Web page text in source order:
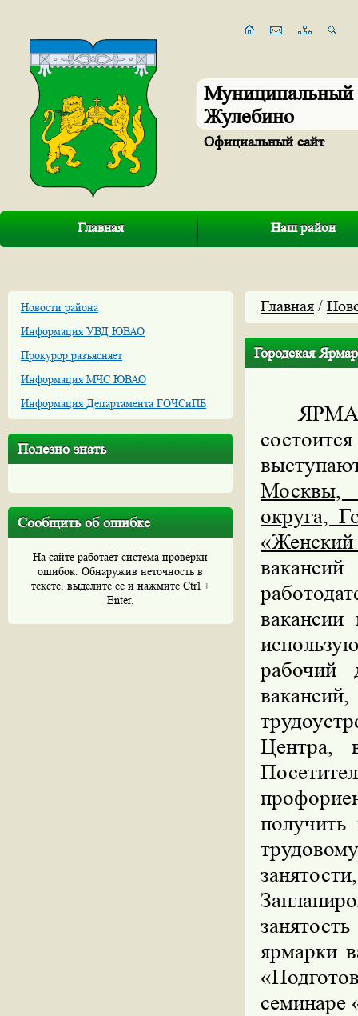
Муниципальный
Жулебино
Официальный сайт
Главная Наш район
Новости района
Информация УВД ЮВАО
Прокурор разъясняет
Информация МЧС ЮВАО
Информация Департамента ГОЧСиПБ
Полезно знать
Сообщить об ошибке
На сайте работает система проверки
ошибок. Обнаружив неточность в
тексте, выделите ее и нажмите Ctrl +
Enter.
Главная /
Городская
Москвы,
округа,
рабочий
Центра,
получить
ярмарки
семинаре